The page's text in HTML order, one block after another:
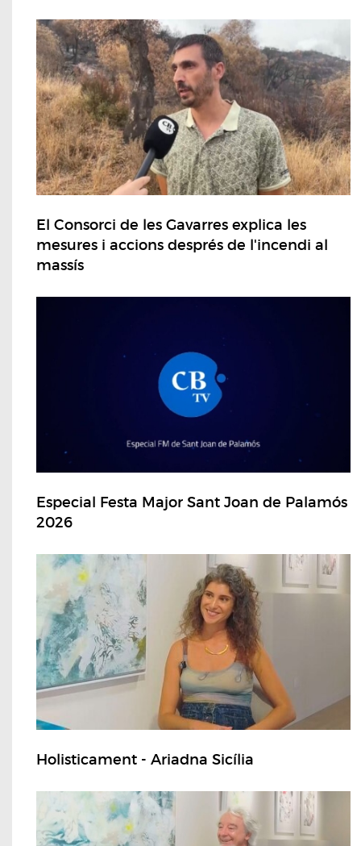
El Consorci de les Gavarres explica les
mesures i accions després de l'incendi al
massís
Especial Festa Major Sant Joan de Palamós
2026
Holisticament - Ariadna Sicília